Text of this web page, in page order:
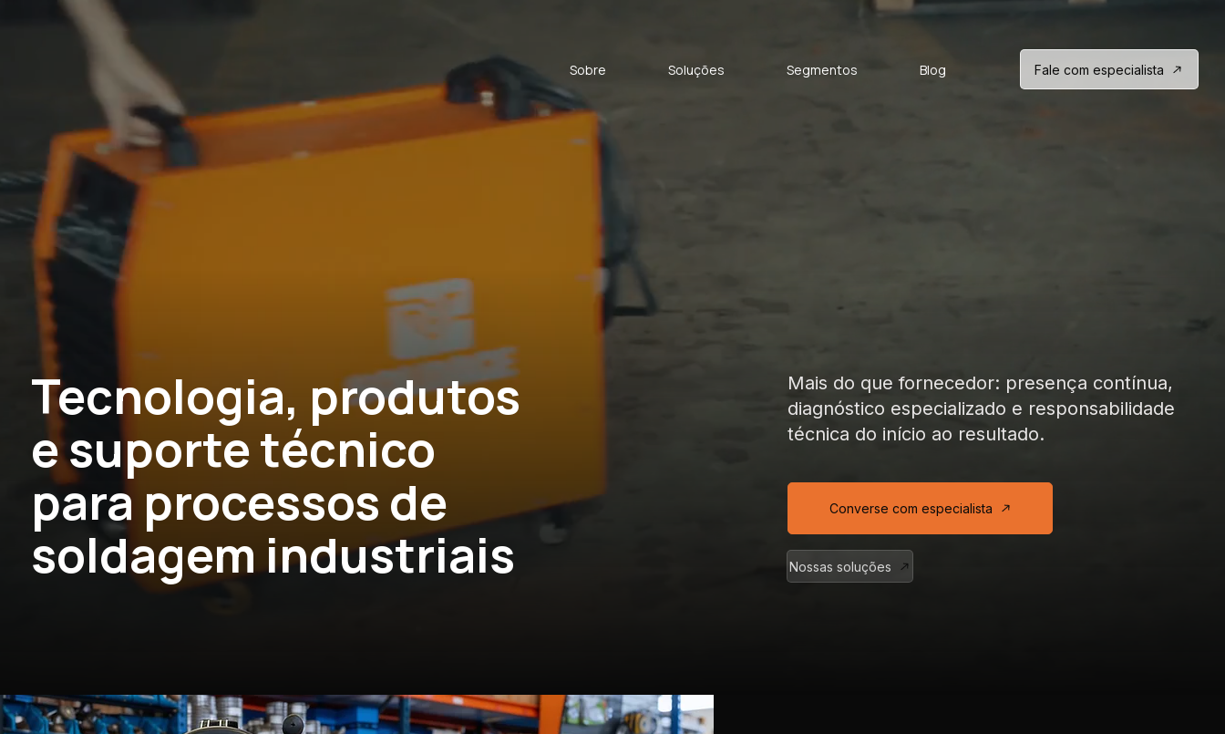
Sobre Soluções Segmentos Blog Fale com especialista
Tecnologia, produtos
e suporte técnico
para processos de
soldagem industriais
Mais do que fornecedor: presença contínua,
diagnóstico especializado e responsabilidade
técnica do início ao resultado.
Converse com especialista
Nossas soluções